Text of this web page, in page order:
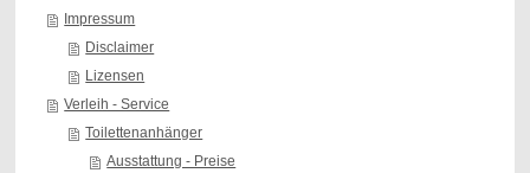
Impressum
Disclaimer
Lizensen
Verleih - Service
Toilettenanhänger
Ausstattung - Preise